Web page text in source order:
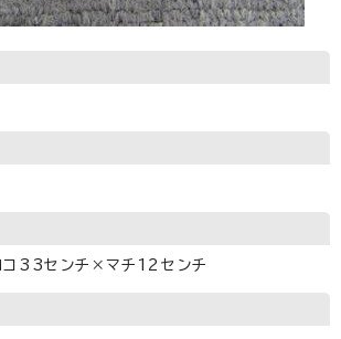
33センチ×マチ12センチ